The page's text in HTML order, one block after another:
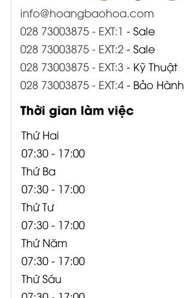
info@hoangbaohoa.com
028 73003875 - EXT:1 - Sale
028 73003875 - EXT:2- Sale
028 73003875 - EXT:3 - Kỹ Thuật
028 73003875 - EXT:4- Bảo Hành
Thời gian làm việc
Thứ Hai
07:30 - 17:00
Thứ Ba
07:30 - 17:00
Thứ Tư
07:30 - 17:00
Thứ Năm
07:30 - 17:00
Thứ Sáu